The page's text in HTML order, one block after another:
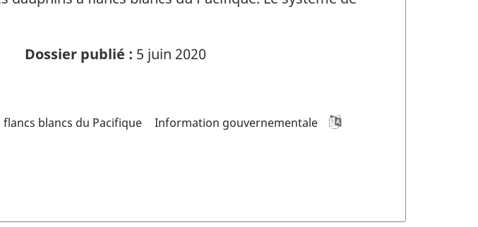
Dossier publié : 5 juin 2020
blancs du Pacifique Information gouvernementale